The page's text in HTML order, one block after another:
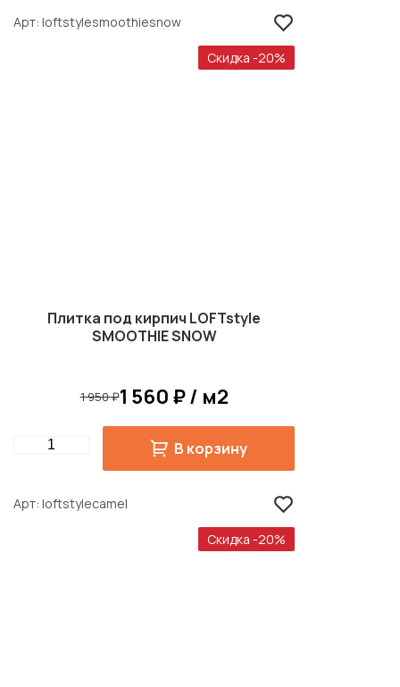
Арт loftstylesmoothiesnow
Скидка -20%
Плитка под кирпич LOFTstyle
SMOOTHIE SNOW
1 950 ₽1 560 ₽ / м2
Quantity В корзину
Арт loftstylecamel
Скидка -20%